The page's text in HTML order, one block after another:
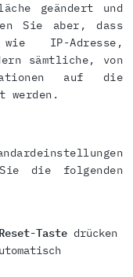
geändert und
Sie aber, dass
IP-Adresse,
sämtliche, von
auf die
werden.
Sie die folgenden
Reset-Tastedrücken